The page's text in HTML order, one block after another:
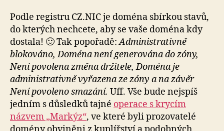
Podle registru CZ.NIC je doména sbírkou stavů,
do kterých nechcete, aby se vaše doména kdy
dostala! 🙂 Tak popořadě:Administrativně
blokováno, Doména není generována do zóny,
Není povolena změna držitele, Doména je
administrativně vyřazena ze zóny a na závěr
Není povoleno smazání. Uff. Vše bude nejspíš
jedním s důsledků tajné operace s krycím
názvem „Markýz“, ve které byli prozovatelé